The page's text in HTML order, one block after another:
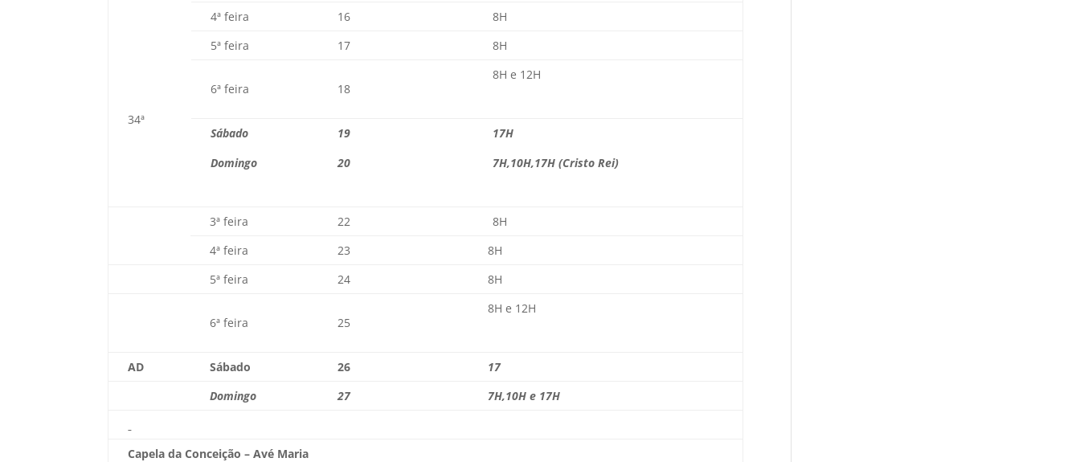
34ª
4ª feira
16
8H
5ª feira
17 8H
6ª feira 18
8H e 12H
Sábado
Domingo
19
20
17H
7H,10H,17H (Cristo Rei)
3ª feira 22
8H
4ª feira
23
8H
5ª feira
24 8H
6ª feira 25
8H e 12H
AD Sábado 26
17
Domingo
27 7H,10H e 17H
Capela da Conceição – Avé Maria